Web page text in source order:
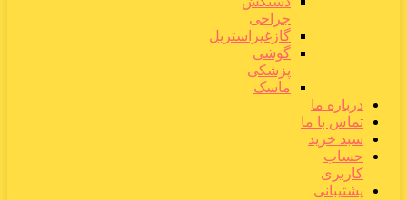
جراحی
گازغیراستریل
گوشی
پزشکی
ماسک
درباره ما
تماس با ما
سبد خرید
حساب
کاربری
پشتیبانی